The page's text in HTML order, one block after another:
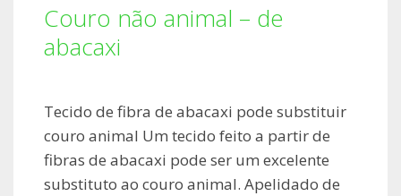
Couro não animal – de
abacaxi
Tecido de fibra de abacaxi pode substituir
couro animal Um tecido feito a partir de
fibras de abacaxi pode ser um excelente
substituto ao couro animal. Apelidado de